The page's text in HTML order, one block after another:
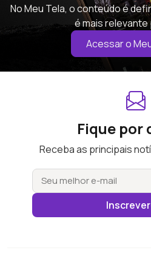
No Meu Tela, o conteúdo é
é mais relevante
Acessar o
Fique por
Receba as principais